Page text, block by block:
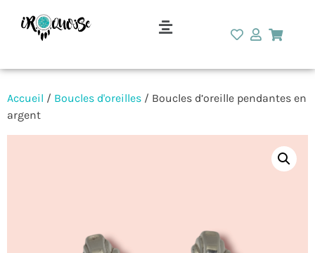
Accueil / Boucles d'oreilles / Boucles d’oreille pendantes en
argent